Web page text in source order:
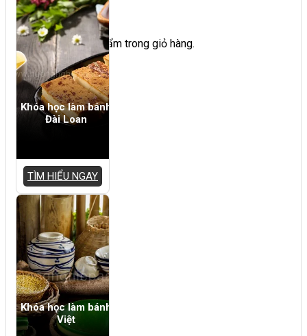
Giỏ hàng
Chưa có sản phẩm trong giỏ hàng.
Khóa học làm bánh
Đài Loan
TÌM HIỂU NGAY
Khóa học làm bánh
Việt